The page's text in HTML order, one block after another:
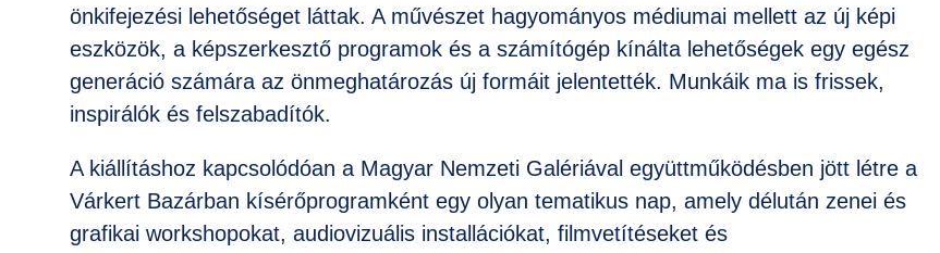
önkifejezési lehetőséget láttak. A művészet hagyományos médiumai mellett az új képi
eszközök, a képszerkesztő programok és a számítógép kínálta lehetőségek egy egész
generáció számára az önmeghatározás új formáit jelentették. Munkáik ma is frissek,
inspirálók és felszabadítók.
A kiállításhoz kapcsolódóan a Magyar Nemzeti Galériával együttműködésben jött létre a
Várkert Bazárban kísérőprogramként egy olyan tematikus nap, amely délután zenei és
grafikai workshopokat, audiovizuális installációkat, filmvetítéseket és